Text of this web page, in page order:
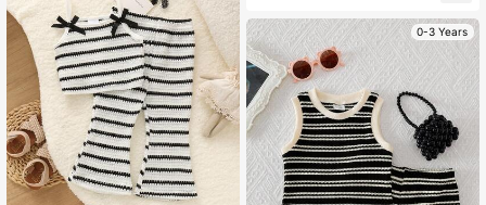
0-3 Years